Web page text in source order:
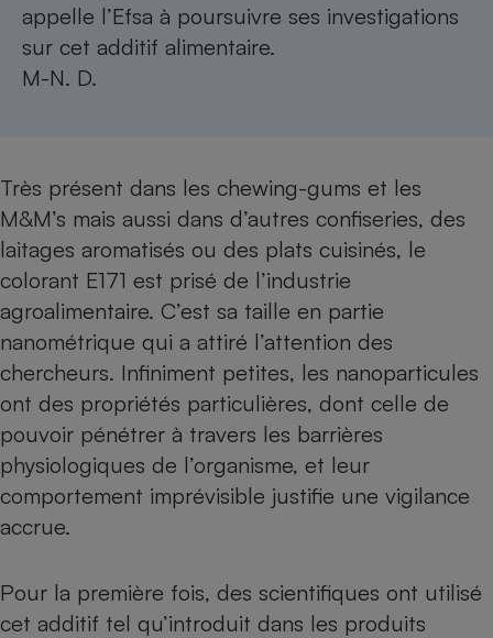
appelle l’Efsa à poursuivre ses investigations
sur cet additif alimentaire.
M-N. D.
Très présent dans les chewing-gums et les
M&M’s mais aussi dans d’autres confiseries, des
laitages aromatisés ou des plats cuisinés, le
colorant E171 est prisé de l’industrie
agroalimentaire. C’est sa taille en partie
nanométrique qui a attiré l’attention des
chercheurs. Infiniment petites, les nanoparticules
ont des propriétés particulières, dont celle de
pouvoir pénétrer à travers les barrières
physiologiques de l’organisme, et leur
comportement imprévisible justifie une vigilance
accrue.
Pour la première fois, des scientifiques ont utilisé
cet additif tel qu’introduit dans les produits
Robot ménager